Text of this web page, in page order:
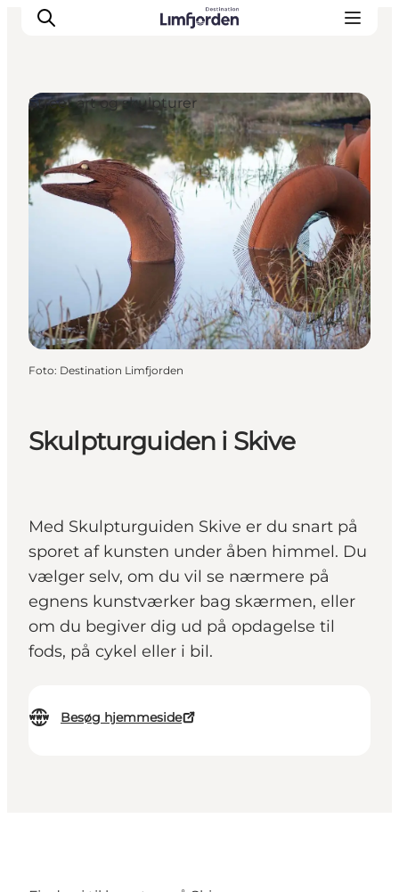
Skulpturguiden i Skive
Med Skulpturguiden Skive er du snart på
sporet af kunsten under åben himmel. Du
vælger selv, om du vil se nærmere på
egnens kunstværker bag skærmen, eller
om du begiver dig ud på opdagelse til
fods, på cykel eller i bil.
Besøg hjemmeside
Street art og skulpturer
Foto: Destination Limfjorden